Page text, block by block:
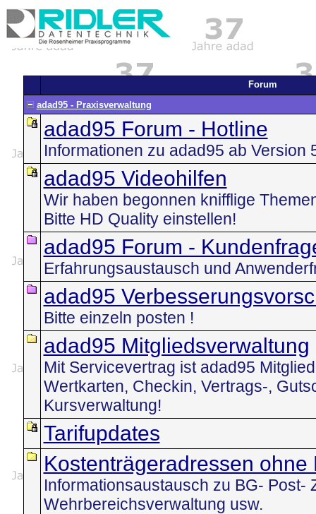
Forum
adad95 - Praxisverwaltung
adad95 Forum - Hotline
Informationen zu adad95 ab Version
adad95 Videohilfen
Wir haben begonnen knifflige
Bitte HD Quality einstellen!
adad95 Forum -
Erfahrungsaustausch und
adad95
Bitte einzeln posten !
adad95 Mitgliedsverwaltung
Mit Servicevertrag ist adad95
Wertkarten, Checkin, Vertrags-,
Kursverwaltung!
Tarifupdates
Kostenträgeradressen ohne
Informationsaustausch zu BG- Post-
Wehrbereichsverwaltung usw.